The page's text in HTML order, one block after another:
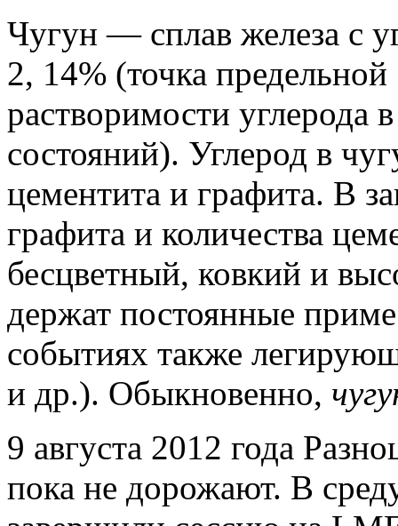
Чугун — сплав железа с
2, 14% (точка предельной
растворимости углерода
состояний). Углерод в
цементита и графита. В
графита и количества
бесцветный, ковкий и
держат постоянные
событиях также
и др.). Обыкновенно,
9 августа 2012 года
пока не дорожают. В